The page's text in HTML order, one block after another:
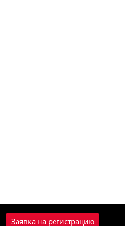
Заявка на регистрацию